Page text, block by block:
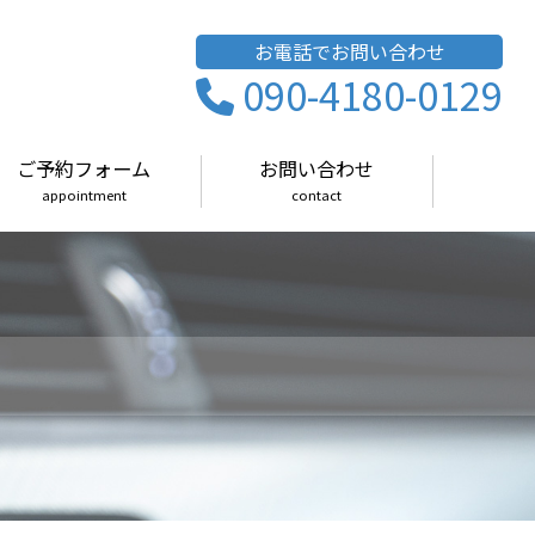
お電話でお問い合わせ
090-4180-0129
ご予約フォーム
appointment
お問い合わせ
contact